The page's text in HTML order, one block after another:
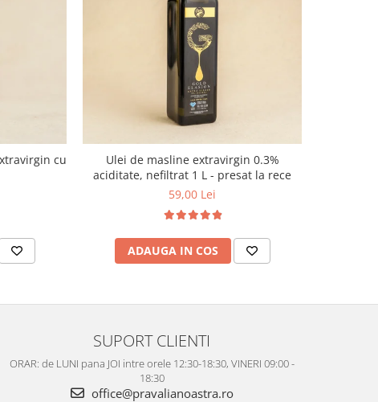
cu
Ulei de masline extravirgin 0.3%
aciditate, nefiltrat 1 L - presat la rece
59,00 Lei
ADAUGA IN COS
SUPORT CLIENTI
ORAR: de LUNI pana JOI intre orele 12:30-18:30, VINERI 09:00 -
18:30
office@pravalianoastra.ro